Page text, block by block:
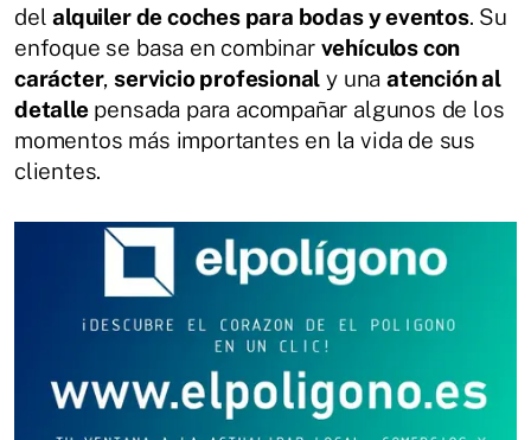
delalquiler de coches para bodas y eventos. Su
enfoque se basa en combinar vehículos con
carácter,servicio profesional y una atención al
detallepensada para acompañar algunos de los
momentos más importantes en la vida de sus
clientes.